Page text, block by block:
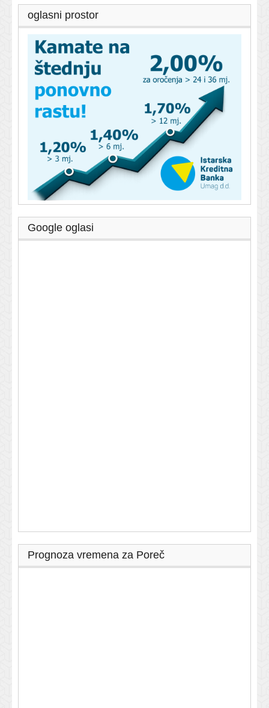
oglasni prostor
Google oglasi
Prognoza vremena za Poreč